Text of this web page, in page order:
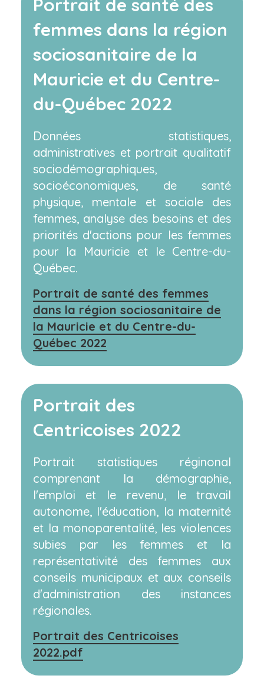
femmes dans la région
sociosanitaire de la
Mauricie et du Centre-
du-Québec 2022
Données statistiques,
administratives et portrait qualitatif
sociodémographiques,
socioéconomiques, de santé
physique, mentale et sociale des
femmes, analyse des besoins et des
priorités d'actions pour les femmes
pour la Mauricie et le Centre-du-
Québec.
Portrait de santé des femmes
dans la région sociosanitaire de
la Mauricie et du Centre-du-
Québec 2022
Portrait des
Centricoises 2022
Portrait statistiques réginonal
comprenant la démographie,
l'emploi et le revenu, le travail
autonome, l'éducation, la maternité
et la monoparentalité, les violences
subies par les femmes et la
représentativité des femmes aux
conseils municipaux et aux conseils
d'administration des instances
régionales.
Portrait des Centricoises
2022.pdf